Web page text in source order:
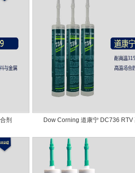
剂 Dow Corning 道康宁 DC736 RTV